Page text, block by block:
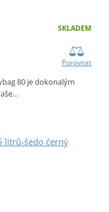
SKLADEM
Porovnat
80 je dokonalým
litrů-šedo černý